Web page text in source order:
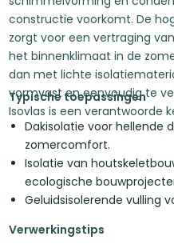
constructie voorkomt. De
zorgt voor een vertraging
het binnenklimaat in de
dan met lichte
vormvast en eenvoudig te
Isovlas is een verantwoorde
Typische toepassingen
Dakisolatie voor hellende
zomercomfort.
Isolatie van
ecologische
Geluidsisolerende vulling
Verwerkingstips